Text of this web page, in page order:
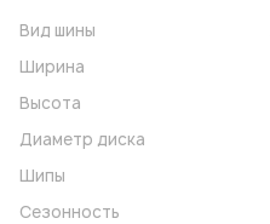
Вид шины
Ширина
Высота
Диаметр диска
Шипы
Сезонность